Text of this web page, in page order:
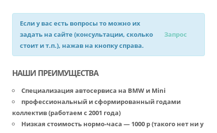
Если у вас есть вопросы то можно их
задать на сайте (консультации, сколько
стоит и т.п.), нажав на кнопку справа.
Запрос
НАШИ ПРЕИМУЩЕСТВА
Специализация автосервиса на BMW и Mini
профессиональный и сформированный годами
коллектив (работаем с 2001 года)
Низкая стоимость нормо-часа — 1000 р (такого нет ни у